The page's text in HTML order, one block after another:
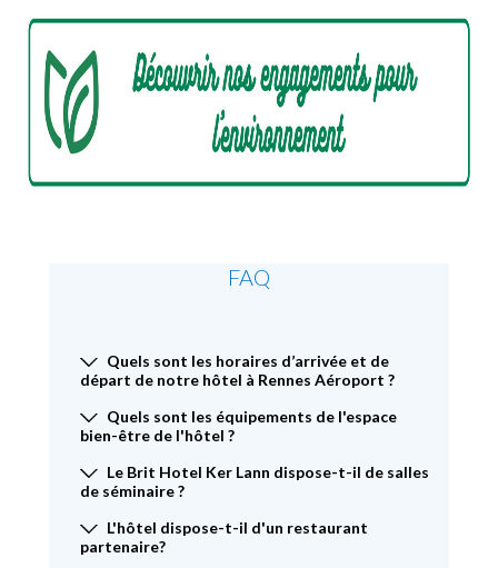
FAQ
Quels sont les horaires d’arrivée et de
départ de notre hôtel à Rennes Aéroport ?
Quels sont les équipements de l'espace
bien-être de l'hôtel ?
Le Brit Hotel Ker Lann dispose-t-il de salles
de séminaire ?
L'hôtel dispose-t-il d'un restaurant
partenaire?